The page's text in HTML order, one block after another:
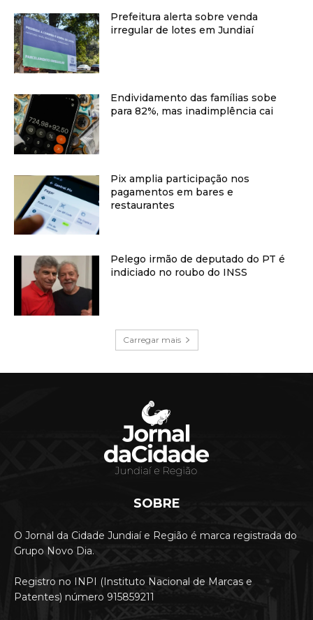
Prefeitura alerta sobre venda
irregular de lotes em Jundiaí
Endividamento das famílias sobe
para 82%, mas inadimplência cai
Pix amplia participação nos
pagamentos em bares e
restaurantes
Pelego irmão de deputado do PT é
indiciado no roubo do INSS
Carregar mais
SOBRE
O Jornal da Cidade Jundiaí e Região é marca registrada do
Grupo Novo Dia.
Registro no INPI (Instituto Nacional de Marcas e
Patentes) número 915859211